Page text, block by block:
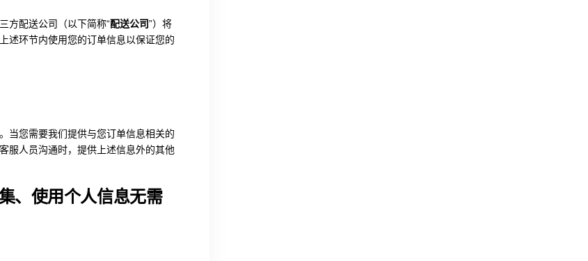
方配送公司（以下简称“配送公司”）将
述环节内使用您的订单信息以保证您的
当您需要我们提供与您订单信息相关的
服人员沟通时，提供上述信息外的其他
、使用个人信息无需